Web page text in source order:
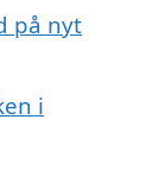
på nyt
i